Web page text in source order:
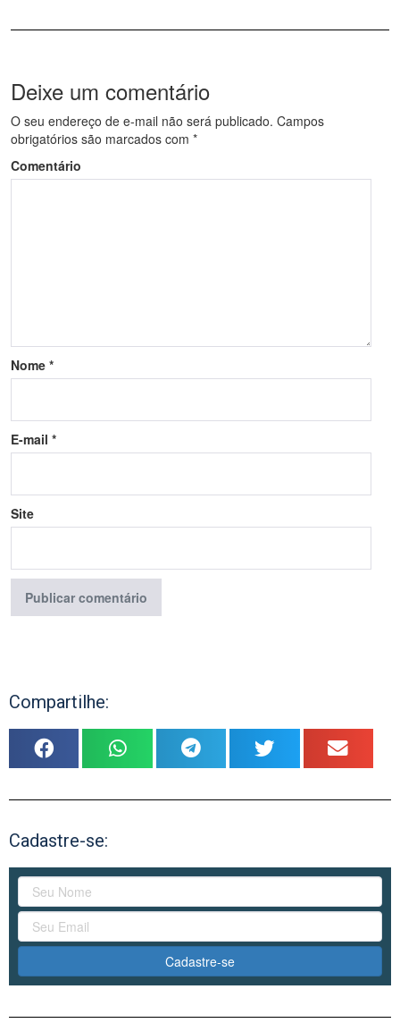
Deixe um comentário
O seu endereço de e-mail não será publicado. Campos
obrigatórios são marcados com *
Comentário
Nome *
E-mail *
Site
Compartilhe:
Cadastre-se:
Cadastre-se